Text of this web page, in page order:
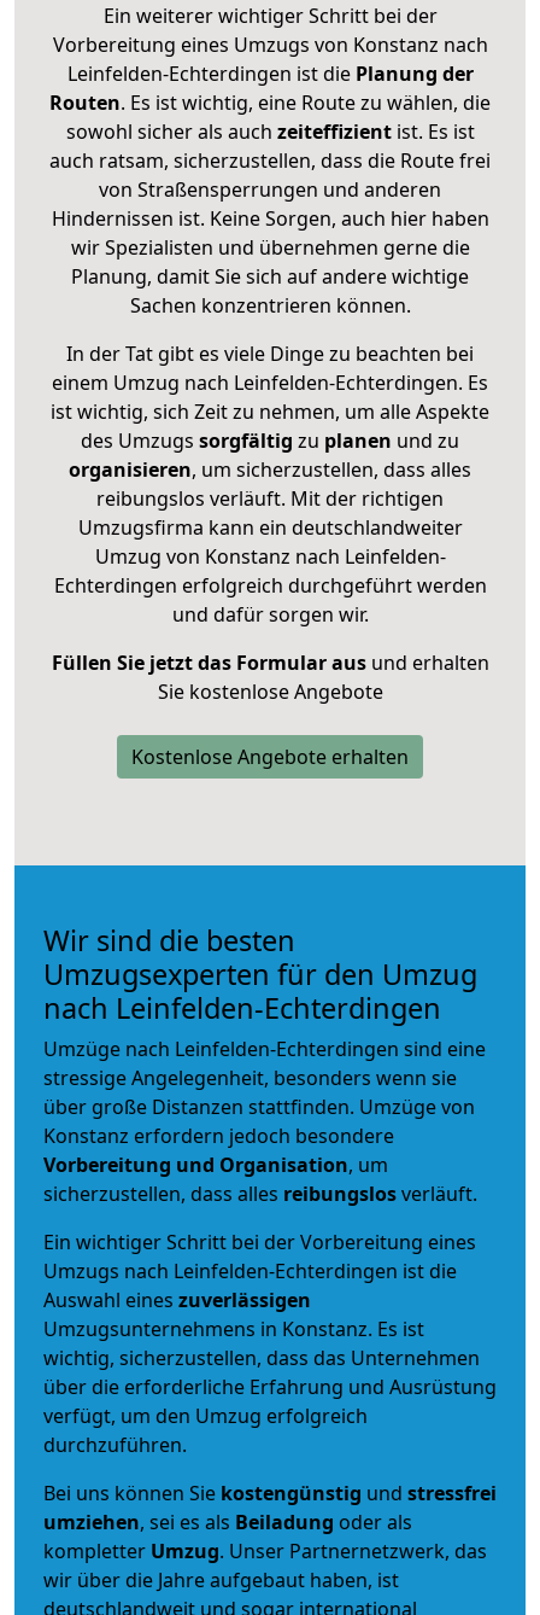
Ein weiterer wichtiger Schritt bei der
Vorbereitung eines Umzugs von Konstanz nach
Leinfelden-Echterdingen ist diePlanung der
Routen. Es ist wichtig, eine Route zu wählen, die
sowohl sicher als auch zeiteffizientist. Es ist
auch ratsam, sicherzustellen, dass die Route frei
von Straßensperrungen und anderen
Hindernissen ist. Keine Sorgen, auch hier haben
wir Spezialisten und übernehmen gerne die
Planung, damit Sie sich auf andere wichtige
Sachen konzentrieren können.
In der Tat gibt es viele Dinge zu beachten bei
einem Umzug nach Leinfelden-Echterdingen. Es
ist wichtig, sich Zeit zu nehmen, um alle Aspekte
des Umzugs sorgfältig zu planen und zu
organisieren, um sicherzustellen, dass alles
reibungslos verläuft. Mit der richtigen
Umzugsfirma kann ein deutschlandweiter
Umzug von Konstanz nach Leinfelden-
Echterdingen erfolgreich durchgeführt werden
und dafür sorgen wir.
Füllen Sie jetzt das Formular ausund erhalten
Sie kostenlose Angebote
Kostenlose Angebote erhalten
Wir sind die besten
Umzugsexperten für den Umzug
nach Leinfelden-Echterdingen
Umzüge nach Leinfelden-Echterdingen sind eine
stressige Angelegenheit, besonders wenn sie
über große Distanzen stattfinden. Umzüge von
Konstanz erfordern jedoch besondere
Vorbereitung und Organisation, um
sicherzustellen, dass alles reibungslosverläuft.
Ein wichtiger Schritt bei der Vorbereitung eines
Umzugs nach Leinfelden-Echterdingen ist die
Auswahl eines zuverlässigen
Umzugsunternehmens in Konstanz. Es ist
wichtig, sicherzustellen, dass das Unternehmen
über die erforderliche Erfahrung und Ausrüstung
verfügt, um den Umzug erfolgreich
durchzuführen.
Bei uns können Sie kostengünstig und stressfrei
umziehen, sei es als Beiladung oder als
kompletter Umzug. Unser Partnernetzwerk, das
wir über die Jahre aufgebaut haben, ist
deutschlandweit und sogar international